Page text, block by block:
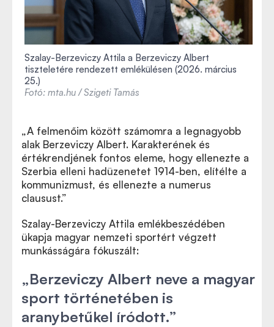
Szalay-Berzeviczy Attila a Berzeviczy Albert
tiszteletére rendezett emlékülésen (2026. március
25.)
Fotó: mta.hu / Szigeti Tamás
„A felmenőim között számomra a legnagyobb
alak Berzeviczy Albert. Karakterének és
értékrendjének fontos eleme, hogy ellenezte a
Szerbia elleni hadüzenetet 1914-ben, elítélte a
kommunizmust, és ellenezte a numerus
clausust.”
Szalay-Berzeviczy Attila emlékbeszédében
ükapja magyar nemzeti sportért végzett
munkásságára fókuszált:
„Berzeviczy Albert neve a magyar
sport történetében is
aranybetűkel íródott.”